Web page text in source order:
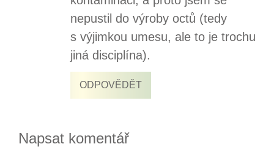
nepustil do výroby octů (tedy
s výjimkou umesu, ale to je trochu
jiná disciplína).
ODPOVĚDĚT
Napsat komentář